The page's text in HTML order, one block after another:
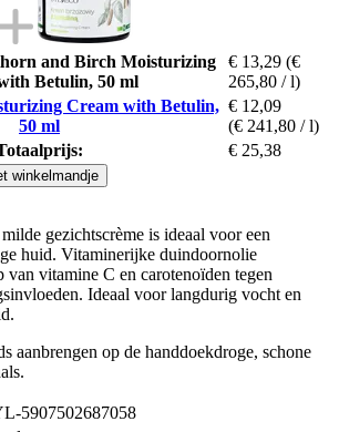
and Birch Moisturizing
Betulin, 50 ml
€ 13,29 (€
265,80 / l)
Cream with Betulin,
50 ml
€ 12,09
(€ 241,80 / l)
€ 25,38
winkelmandje
gezichtscrème is ideaal voor een
huid. Vitaminerijke duindoornolie
van vitamine C en carotenoïden tegen
Ideaal voor langdurig vocht en
aanbrengen op de handdoekdroge, schone
5907502687058